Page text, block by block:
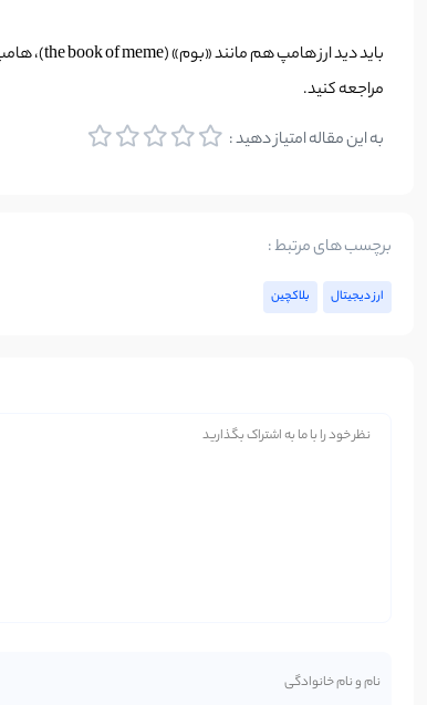
باید دید ارز هامپ هم مانند «بوم» (the book of meme)، هامپ (Hump – HUMP) و یا حتی میو (mew) می‌تواند افزایش قیمت نوجومی خود را تجربه کند یا خیر. برای معامله بیش از ۱۰۰۰ ارز دیجیتال به
مراجعه کنید.
به این مقاله امتیاز دهید :
برچسب های مرتبط :
ارز دیجیتال بلاکچین